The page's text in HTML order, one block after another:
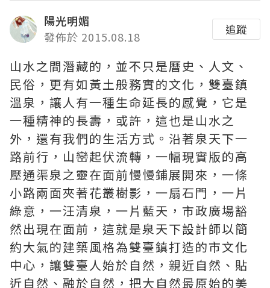
陽光明媚
發佈於 2015.08.18
追蹤
山水之間潛藏的，並不只是曆史、人文、
民俗，更有如黃土般務實的文化，雙臺鎮
溫泉，讓人有一種生命延長的感覺，它是
一種精神的長壽，或許，這也是山水之
外，還有我們的生活方式。沿著泉天下一
路前行，山巒起伏流轉，一幅現實版的高
壓通渠泉之靈在面前慢慢鋪展開來，一條
小路兩面夾著花叢樹影，一扇石門，一片
綠意，一汪清泉，一片藍天，市政廣場豁
然出現在面前，這就是泉天下設計師以簡
約大氣的建築風格為雙臺鎮打造的市文化
中心，讓雙臺人始於自然，親近自然、貼
近自然、融於自然，把大自然最原始的美